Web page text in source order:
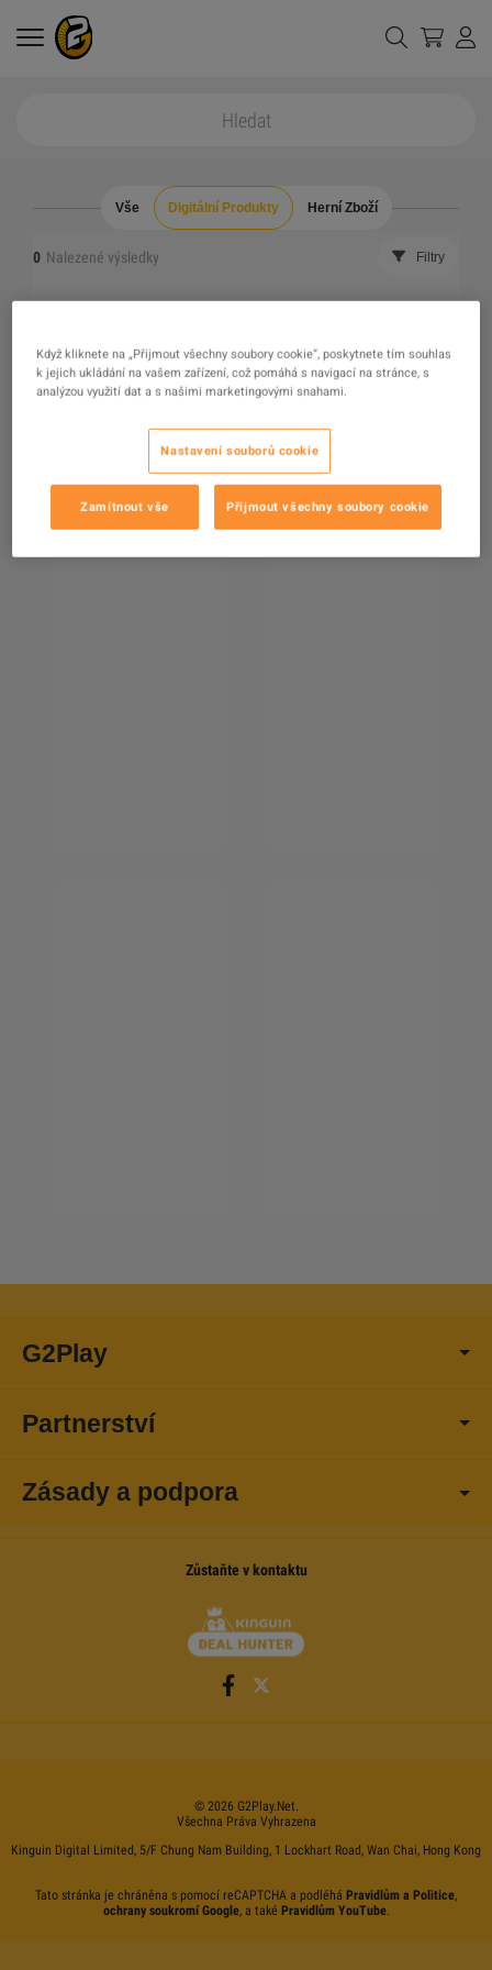
Vše Digitální Produkty Herní Zboží
0 Nalezené výsledky Filtry
The product you were looking for was not found, maybe
one of our recommendations will pique your interest
instead?
G2Play
Partnerství
Zásady a podpora
Zůstaňte v kontaktu
© 2026 G2Play.net.
Všechna Práva Vyhrazena
Kinguin Digital Limited, 5/F Chung Nam Building, 1 Lockhart Road, Wan Chai, Hong Kong
Tato stránka je chráněna s pomocí reCAPTCHA a podléhá Pravidlům a Politice,
ochrany soukromí Google, a také Pravidlům YouTube.
Když kliknete na „Přijmout všechny soubory cookie“, poskytnete tím souhlas
k jejich ukládání na vašem zařízení, což pomáhá s navigací na stránce, s
analýzou využití dat a s našimi marketingovými snahami.
Nastavení souborů cookie
Zamítnout vše Přijmout všechny soubory cookie